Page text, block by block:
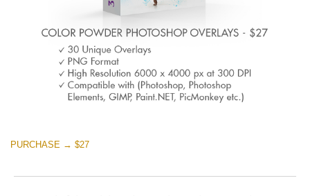
PURCHASE → $27